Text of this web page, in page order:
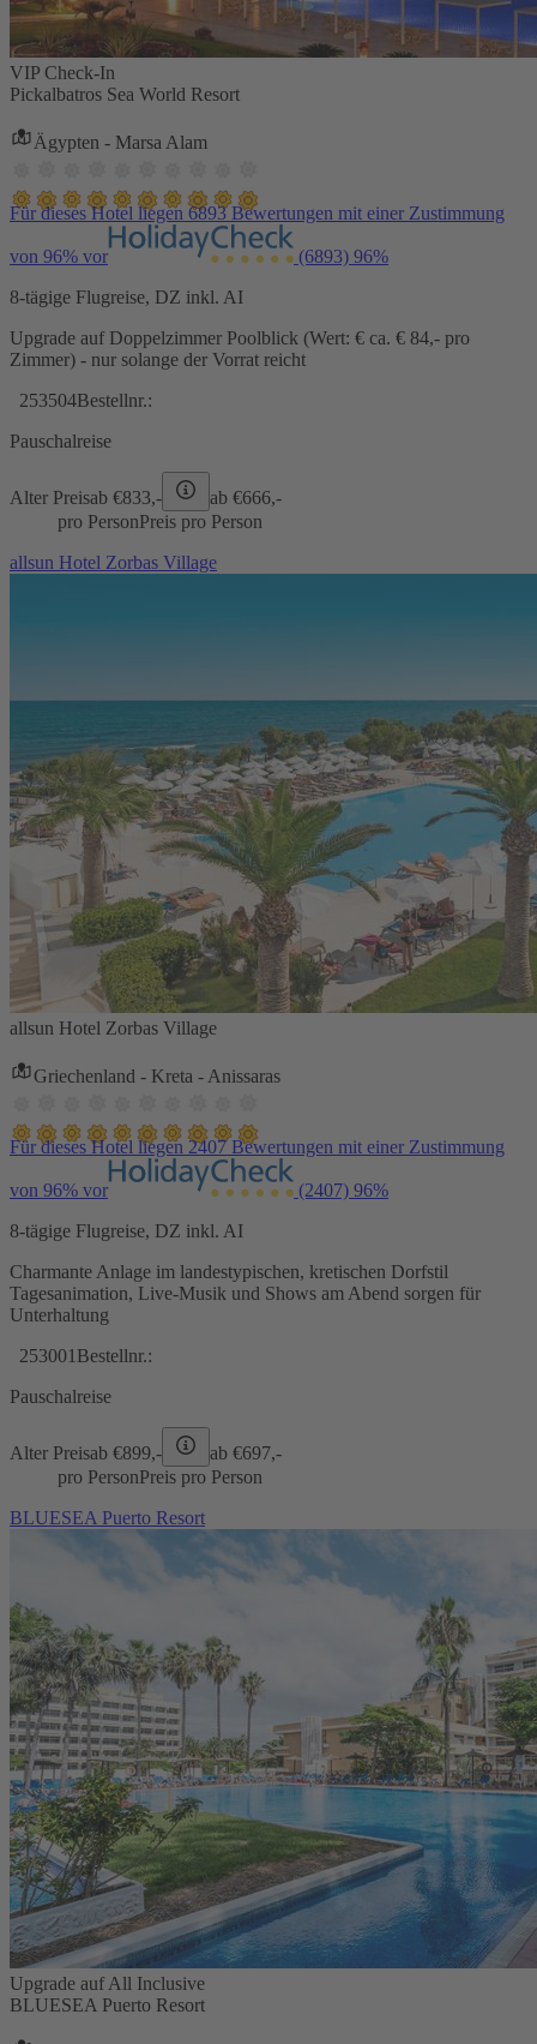
VIP Check-In
Pickalbatros Sea World Resort
Ägypten - Marsa Alam
Für dieses Hotel liegen 6893 Bewertungen mit einer Zustimmung
von 96% vor (6893) 96%
8-tägige Flugreise, DZ inkl. AI
Upgrade auf Doppelzimmer Poolblick (Wert: € ca. € 84,- pro
Zimmer) - nur solange der Vorrat reicht
253504Bestellnr.:
Pauschalreise
Alter Preisab €833,- ab €666,-
pro PersonPreis pro Person
allsun Hotel Zorbas Village
allsun Hotel Zorbas Village
Griechenland - Kreta - Anissaras
Für dieses Hotel liegen 2407 Bewertungen mit einer Zustimmung
von 96% vor (2407) 96%
8-tägige Flugreise, DZ inkl. AI
Charmante Anlage im landestypischen, kretischen Dorfstil
Tagesanimation, Live-Musik und Shows am Abend sorgen für
Unterhaltung
253001 Bestellnr.:
Pauschalreise
Alter Preisab €899,- ab €697,-
pro PersonPreis pro Person
BLUESEA Puerto Resort
Upgrade auf All Inclusive
BLUESEA Puerto Resort